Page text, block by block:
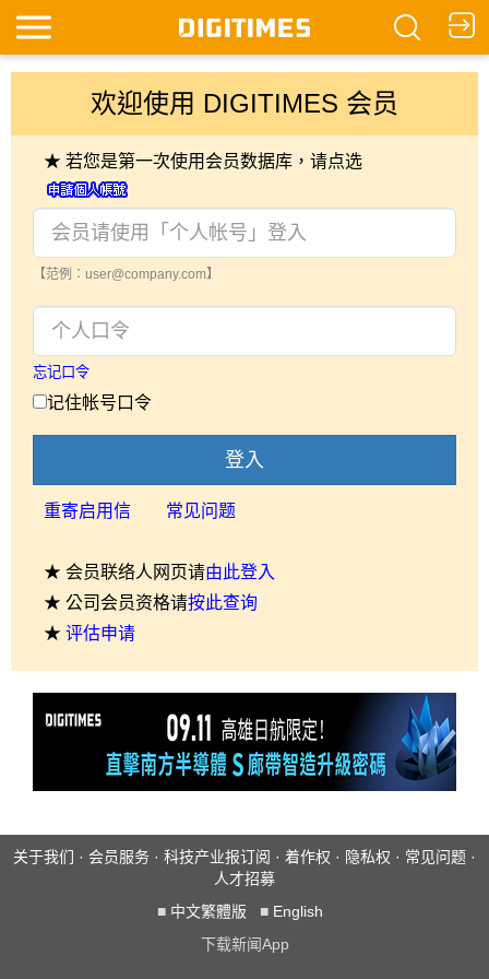
欢迎使用 DIGITIMES 会员
★ 若您是第一次使用会员数据库，请点选
【范例：user@company.com】
忘记口令
记住帐号口令
登入
重寄启用信 常见问题
★ 会员联络人网页请由此登入
★ 公司会员资格请按此查询
★ 评估申请
关于我们 · 会员服务 · 科技产业报订阅 · 着作权 · 隐私权 · 常见问题 ·
人才招募
■ 中文繁體版 ■ English
下载新闻App